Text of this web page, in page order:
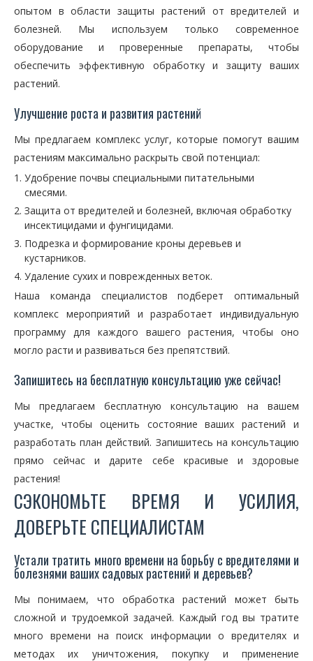
опытом в области защиты растений от вредителей и
болезней. Мы используем только современное
оборудование и проверенные препараты, чтобы
обеспечить эффективную обработку и защиту ваших
растений.
Улучшение роста и развития растений
Мы предлагаем комплекс услуг, которые помогут вашим
растениям максимально раскрыть свой потенциал:
Удобрение почвы специальными питательными
смесями.
Защита от вредителей и болезней, включая обработку
инсектицидами и фунгицидами.
Подрезка и формирование кроны деревьев и
кустарников.
Удаление сухих и поврежденных веток.
Наша команда специалистов подберет оптимальный
комплекс мероприятий и разработает индивидуальную
программу для каждого вашего растения, чтобы оно
могло расти и развиваться без препятствий.
Запишитесь на бесплатную консультацию уже сейчас!
Мы предлагаем бесплатную консультацию на вашем
участке, чтобы оценить состояние ваших растений и
разработать план действий. Запишитесь на консультацию
прямо сейчас и дарите себе красивые и здоровые
растения!
СЭКОНОМЬТЕ ВРЕМЯ И УСИЛИЯ,
ДОВЕРЬТЕ СПЕЦИАЛИСТАМ
Устали тратить много времени на борьбу с вредителями и
болезнями ваших садовых растений и деревьев?
Мы понимаем, что обработка растений может быть
сложной и трудоемкой задачей. Каждый год вы тратите
много времени на поиск информации о вредителях и
методах их уничтожения, покупку и применение